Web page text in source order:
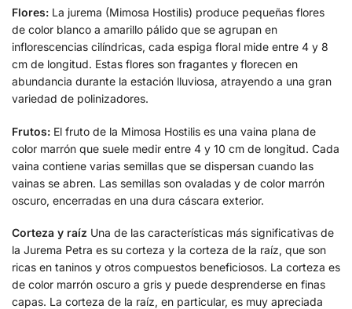
Flores: La jurema (Mimosa Hostilis) produce pequeñas flores
de color blanco a amarillo pálido que se agrupan en
inflorescencias cilíndricas, cada espiga floral mide entre 4 y 8
cm de longitud. Estas flores son fragantes y florecen en
abundancia durante la estación lluviosa, atrayendo a una gran
variedad de polinizadores.
Frutos: El fruto de la Mimosa Hostilis es una vaina plana de
color marrón que suele medir entre 4 y 10 cm de longitud. Cada
vaina contiene varias semillas que se dispersan cuando las
vainas se abren. Las semillas son ovaladas y de color marrón
oscuro, encerradas en una dura cáscara exterior.
Corteza y raíz Una de las características más significativas de
la Jurema Petra es su corteza y la corteza de la raíz, que son
ricas en taninos y otros compuestos beneficiosos. La corteza es
de color marrón oscuro a gris y puede desprenderse en finas
capas. La corteza de la raíz, en particular, es muy apreciada